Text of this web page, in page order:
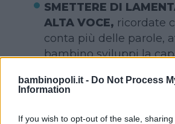
bambinopoli.it - Do Not Process
Information
If you wish to opt-out of the sale,
SMETTERE DI
ALTA VOCE, ricordate
conta più delle parole,
bambino sviluppi la
guardare le cose in
bene smettere di
sulle cose belle